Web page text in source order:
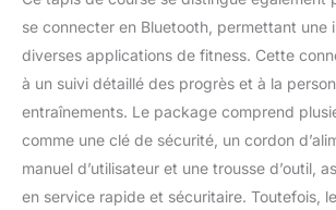
RGB
roulettes de
design plat de
pour un
Dimensions
et rangement
d'environ
12 cm, ce
se connecter en Bluetooth, permettant une
diverses applications de fitness. Cette
à un suivi détaillé des progrès et à la
entraînements. Le package comprend
comme une clé de sécurité, un cordon
manuel d’utilisateur et une trousse d’outil,
en service rapide et sécuritaire. Toutefois,